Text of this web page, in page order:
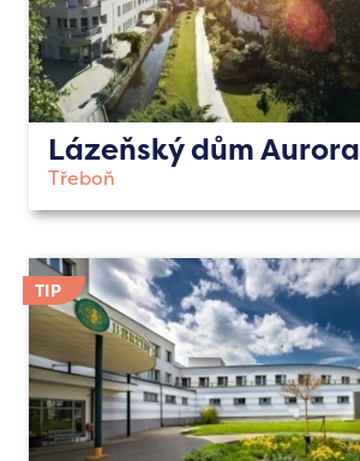
Lázeňský dům Aurora
Třeboň